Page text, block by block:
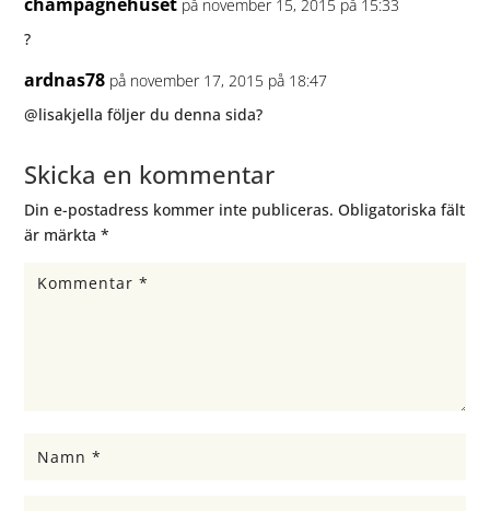
på november 15, 2015 på 15:33
?
ardnas78 på november 17, 2015 på 18:47
@lisakjella följer du denna sida?
Skicka en kommentar
Din e-postadress kommer inte publiceras. Obligatoriska fält
är märkta*